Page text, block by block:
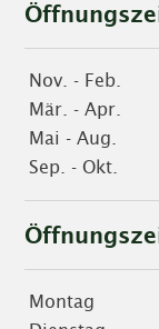
Nov. - Feb.
Mär. - Apr.
Mai - Aug.
Sep. - Okt.
Montag